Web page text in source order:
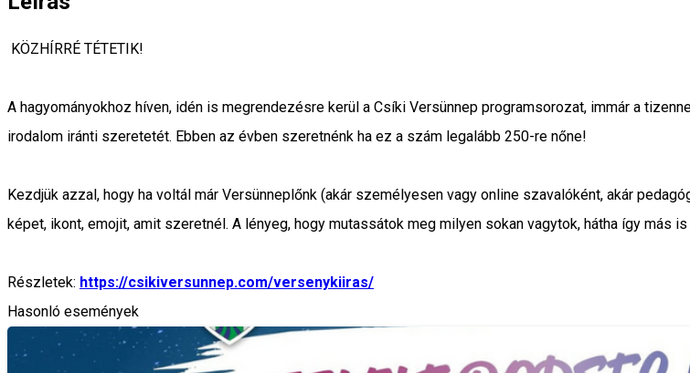
KÖZHÍRRÉ TÉTETIK!
A hagyományokhoz híven, idén is megrendezésre kerül a Csíki Versünnep programsorozat, immár a
irodalom iránti szeretetét. Ebben az évben szeretnénk ha ez a szám legalább 250-re nőne!
Kezdjük azzal, hogy ha voltál már Versünneplőnk (akár személyesen vagy online szavalóként, akár
képet, ikont, emojit, amit szeretnél. A lényeg, hogy mutassátok meg milyen sokan vagytok, hátha így más
Részletek: https://csikiversunnep.com/versenykiiras/
Hasonló események